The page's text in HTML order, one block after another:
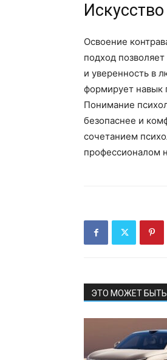
Освоение
подход
и уверенность в
формирует навык
Понимание
безопаснее и
сочетанием
профессионалом
ЭТО МОЖЕТ БЫТЬ